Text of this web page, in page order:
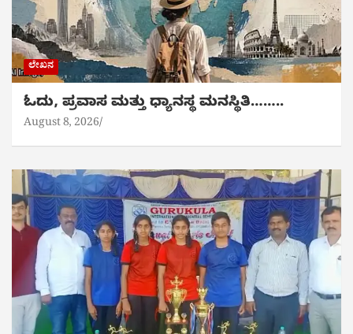
ಲೇಖನ
ಓದು, ಪ್ರವಾಸ ಮತ್ತು ಧ್ಯಾನಸ್ಥ ಮನಸ್ಥಿತಿ……..
August 8, 2026